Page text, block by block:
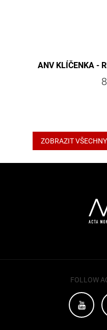
ANV KLÍČENKA -
ZOBRAZIT
FOLLOW